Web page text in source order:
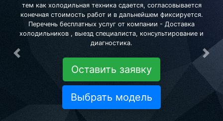
тем как холодильная техника сдается, согласовывается
конечная стоимость работ и в дальнейшем фиксируется.
Перечень бесплатных услуг от компании - Доставка
холодильников , выезд специалиста, консультирование и
диагностика.
Оставить заявку
Выбрать модель
Предыдущая